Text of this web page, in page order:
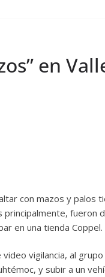
en
con mazos y palos
fueron
en una tienda Coppel.
vigilancia, al
y subir a un